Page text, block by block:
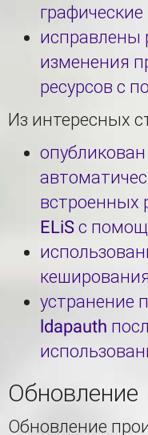
исправлены
изменения
ресурсов с
Из интересных
встроенных
ELiS с
устранение
ldapauth
Обновление
Обновление